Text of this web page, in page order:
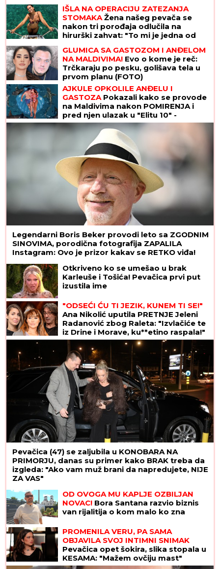
IŠLA NA OPERACIJU ZATEZANJA
STOMAKAŽena našeg pevača se
nakon tri porođaja odlučila na
hirurški zahvat: "To mi je jedna od
GLUMICA SA GASTOZOM I ANĐELOM
NA MALDIVIMA! Evo o kome je reč:
Trčkaraju po pesku, golišava tela u
prvom planu (FOTO)
AJKULE OPKOLILE ANĐELU I
GASTOZAPokazali kako se provode
na Maldivima nakon POMIRENJA i
pred njen ulazak u "Elitu 10" -
komentari samo pljušte (VIDEO)
Legendarni Boris Beker provodi leto sa ZGODNIM
SINOVIMA, porodična fotografija ZAPALILA
Instagram: Ovo je prizor kakav se RETKO viđa!
Otkriveno ko se umešao u brak
Karleuše i Tošića! Pevačica prvi put
izustila ime
"ODSEĆI ĆU TI JEZIK, KUNEM TI SE!"
Ana Nikolić uputila PRETNJE Jeleni
Radanović zbog Raleta: "Izvlačiće te
iz Drine i Morave, ku**etino raspala!"
(VIDEO)
Pevačica (47) se zaljubila u KONOBARA NA
PRIMORJU, danas su primer kako BRAK treba da
izgleda: "Ako vam muž brani da napredujete, NIJE
ZA VAS"
OD OVOGA MU KAPLJE OZBILJAN
NOVAC! Bora Santana razvio biznis
van rijalitija o kom malo ko zna
PROMENILA VERU, PA SAMA
OBJAVILA SVOJ INTIMNI SNIMAK
Pevačica opet šokira, slika stopala u
KESAMA: "Mažem ovčiju mast"